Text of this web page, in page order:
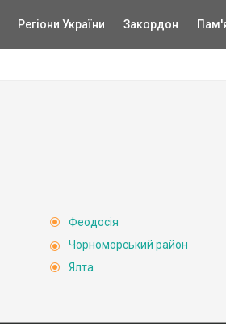
Регіони України Закордон
Феодосія
Чорноморський район
Ялта